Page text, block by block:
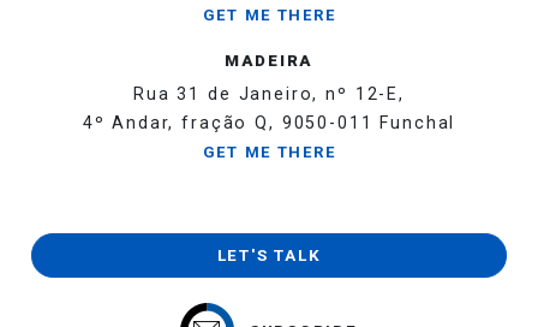
GET ME THERE
MADEIRA
Rua 31 de Janeiro, nº 12-E,
4º Andar, fração Q, 9050-011 Funchal
GET ME THERE
LET'S TALK